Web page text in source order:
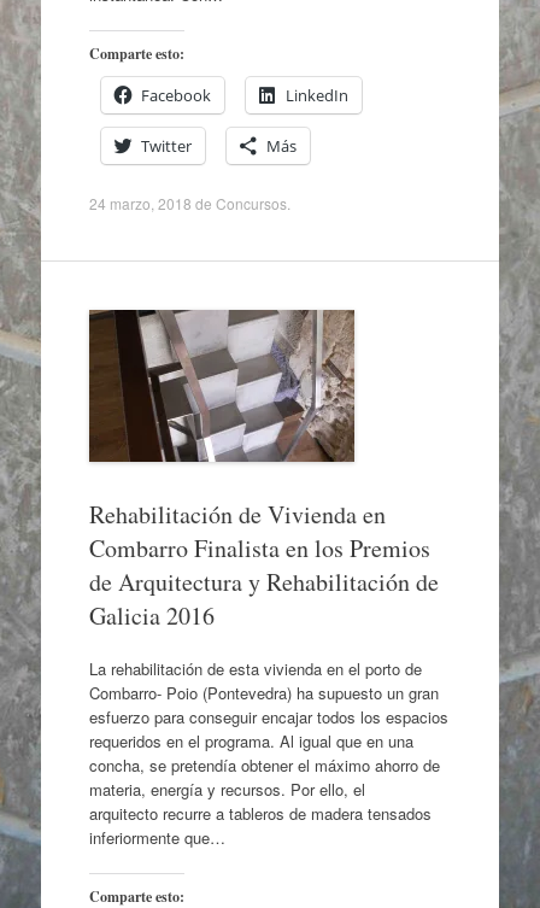
Comparte esto:
Facebook LinkedIn
Twitter Más
24 marzo, 2018 de Concursos.
Rehabilitación de Vivienda en
Combarro Finalista en los Premios
de Arquitectura y Rehabilitación de
Galicia 2016
La rehabilitación de esta vivienda en el porto de
Combarro- Poio (Pontevedra) ha supuesto un gran
esfuerzo para conseguir encajar todos los espacios
requeridos en el programa. Al igual que en una
concha, se pretendía obtener el máximo ahorro de
materia, energía y recursos. Por ello, el
arquitecto recurre a tableros de madera tensados
inferiormente que…
Comparte esto: